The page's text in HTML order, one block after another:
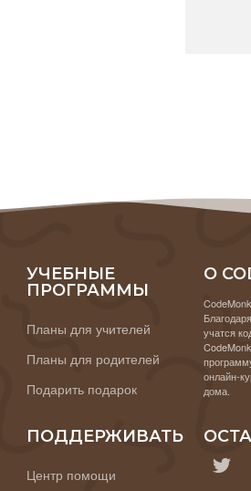
УЧЕБНЫЕ
ПРОГРАММЫ
Планы для учителей
Планы для родителей
Подарить подарок
ПОДДЕРЖИВАТЬ
Центр помощи
О
учатся
онлайн-
дома.